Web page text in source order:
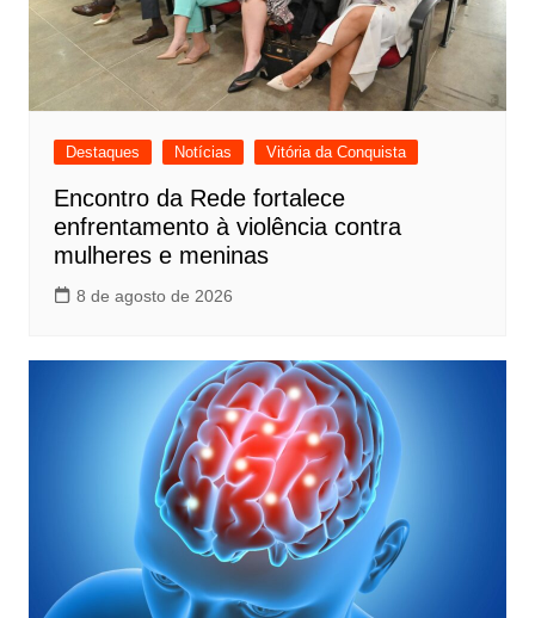
Destaques Notícias Vitória da Conquista
Encontro da Rede fortalece
enfrentamento à violência contra
mulheres e meninas
8 de agosto de 2026